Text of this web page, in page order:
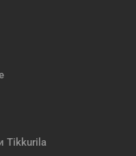
Tikkurila